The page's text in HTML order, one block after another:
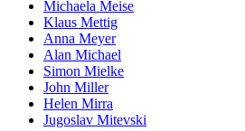
Michaela Meise
Klaus Mettig
Anna Meyer
Alan Michael
Simon Mielke
John Miller
Helen Mirra
Jugoslav Mitevski